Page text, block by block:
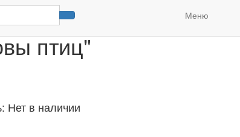
Меню
птиц"
Нет в наличии